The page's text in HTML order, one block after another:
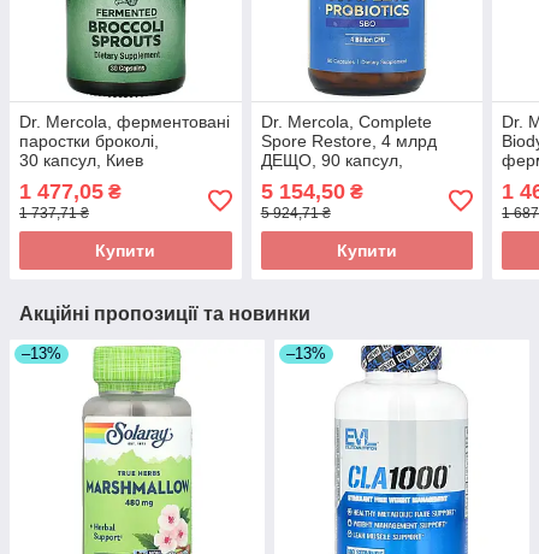
Dr. Mercola, ферментовані
паростки броколі,
30 капсул, Киев
1 477,05 ₴
1 737,71 ₴
Купити
Dr. Mercola, Complete
Spore Restore, 4 млрд
ДЕЩО, 90 капсул,
оригінал
5 154,50₴
5 924,71 ₴
Купити
Dr.
70 г
1
1
Акційні пропозиції та новинки
–13% –13%